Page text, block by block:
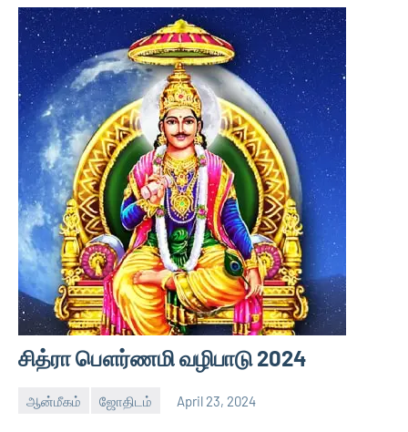
சித்ரா பௌர்ணமி வழிபாடு 2024
ஆன்மீகம் ஜோதிடம் April 23, 2024
Auser
No